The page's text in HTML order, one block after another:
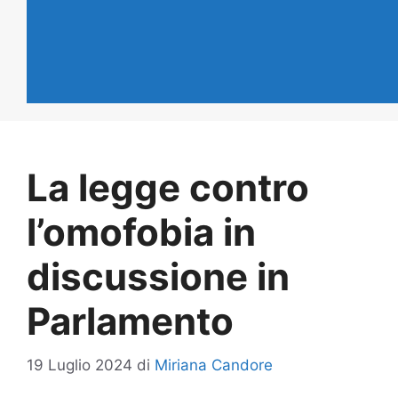
La legge contro
l’omofobia in
discussione in
Parlamento
19 Luglio 2024 di Miriana Candore